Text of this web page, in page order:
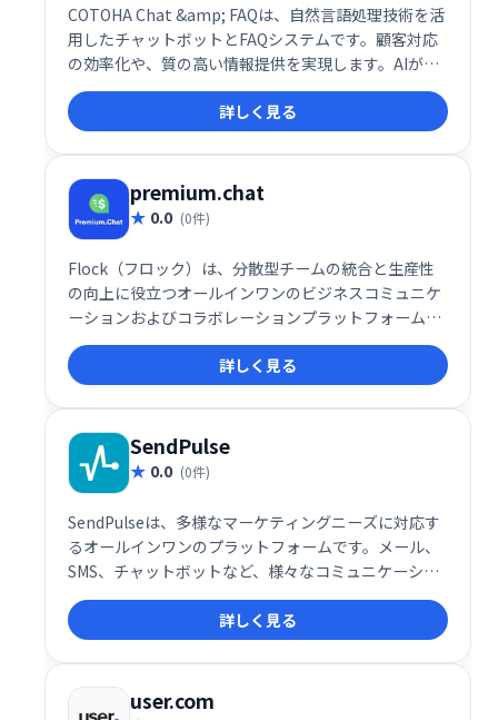
COTOHA Chat &amp; FAQは、自然言語処理技術を活
用したチャットボットとFAQシステムです。顧客対応
の効率化や、質の高い情報提供を実現します。AIが顧
客の質問を理解し、的確な回答を提供することで、問
い合わせ対応の負担を軽減し、顧客満足度の向上に貢
献します。導入実績も豊富で、様々な業種・規模の企
業で活用されています。
詳しく見る
premium.chat
0.0 (0件)
Flock（フロック）は、分散型チームの統合と生産性
の向上に役立つオールインワンのビジネスコミュニケ
ーションおよびコラボレーションプラットフォームで
す。
詳しく見る
SendPulse
0.0 (0件)
SendPulseは、多様なマーケティングニーズに対応す
るオールインワンのプラットフォームです。メール、
SMS、チャットボットなど、様々なコミュニケーショ
ンチャネルを活用したマーケティングキャンペーンを
効率的に実行できます。ユーザーフレンドリーなイン
ターフェースで、初心者にも簡単に利用可能。顧客エ
ンゲージメントを高め、ビジネス成長を促進します。
詳細な分析機能も搭載し、効果測定も容易です。
詳しく見る
user.com